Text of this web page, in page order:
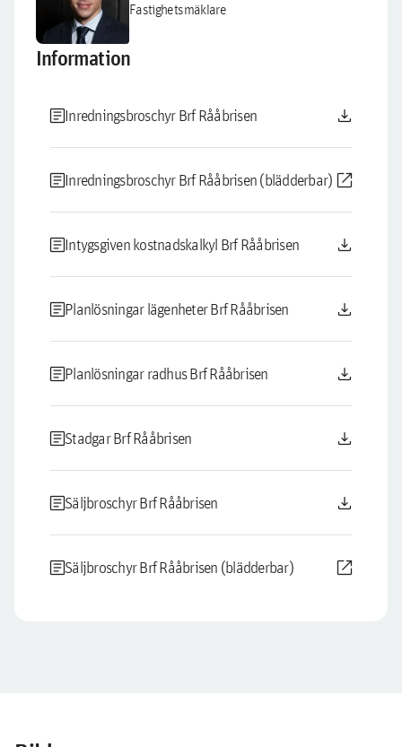
Fastighetsmäklare
Information
articleInredningsbroschyr Brf Rååbrisen download
articleInredningsbroschyr Brf Rååbrisen (blädderbar) open_in_new
articleIntygsgiven kostnadskalkyl Brf Rååbrisen download
articlePlanlösningar lägenheter Brf Rååbrisen download
articlePlanlösningar radhus Brf Rååbrisen download
articleStadgar Brf Rååbrisen download
articleSäljbroschyr Brf Rååbrisen download
articleSäljbroschyr Brf Rååbrisen (blädderbar) open_in_new